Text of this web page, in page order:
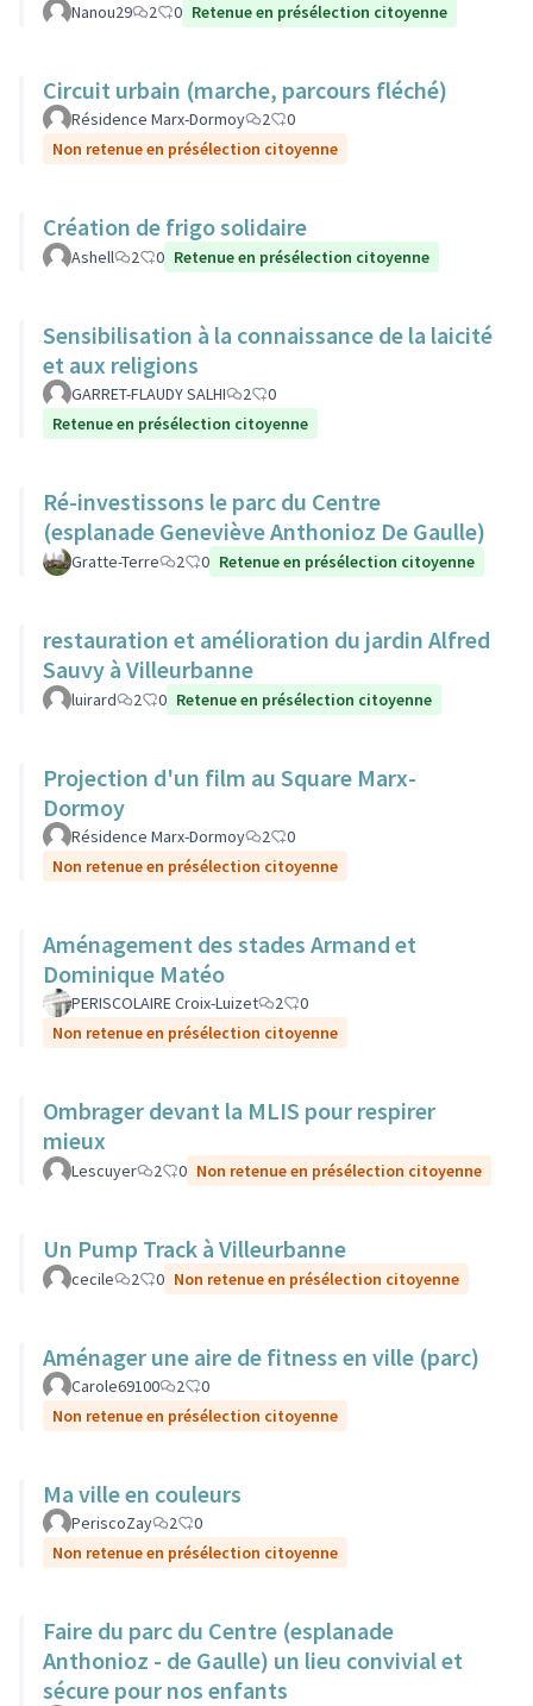
Nanou29 2 0 Retenue en présélection citoyenne
Circuit urbain (marche, parcours fléché)
Résidence Marx-Dormoy 2
0
Non retenue en présélection citoyenne
Création de frigo solidaire
Ashell 2 0 Retenue en présélection citoyenne
Sensibilisation à la connaissance de la laicité
et aux religions
GARRET-FLAUDY SALHI 2
0
Retenue en présélection citoyenne
Ré-investissons le parc du Centre
(esplanade Geneviève Anthonioz De Gaulle)
Gratte-Terre 2 0 Retenue en présélection citoyenne
restauration et amélioration du jardin Alfred
Sauvy à Villeurbanne
luirard 2 0 Retenue en présélection citoyenne
Projection d'un film au Square Marx-
Dormoy
Résidence Marx-Dormoy 2
0
Non retenue en présélection citoyenne
Aménagement des stades Armand et
Dominique Matéo
PERISCOLAIRE Croix-Luizet 2
0
Non retenue en présélection citoyenne
Ombrager devant la MLIS pour respirer
mieux
Lescuyer 2 0 Non retenue en présélection citoyenne
Un Pump Track à Villeurbanne
cecile 2 0 Non retenue en présélection citoyenne
Aménager une aire de fitness en ville (parc)
Carole69100 2
0
Non retenue en présélection citoyenne
Ma ville en couleurs
PeriscoZay 2
0
Non retenue en présélection citoyenne
Faire du parc du Centre (esplanade
Anthonioz - de Gaulle) un lieu convivial et
sécure pour nos enfants